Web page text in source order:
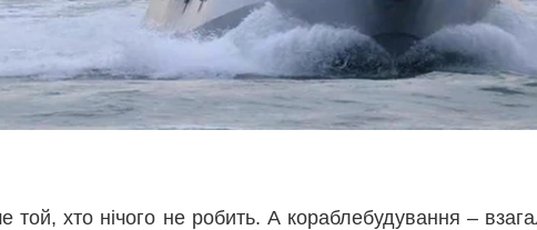
хто нічого не робить. А кораблебудування –